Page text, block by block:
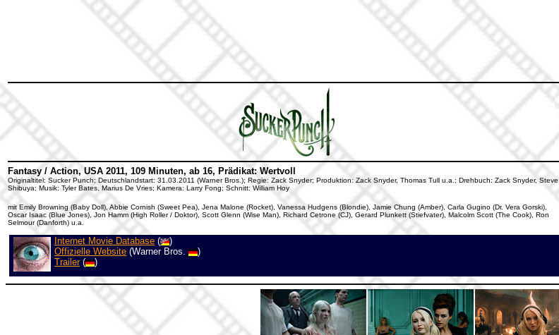
Fantasy / Action, USA 2011, 109 Minuten, ab 16, Prädikat: Wertvoll
Originaltitel: Sucker Punch; Deutschlandstart: 31.03.2011 (Warner Bros.); Regie: Zack Snyder; Produktion: Zack Snyder, Thomas Tull u.a.; Drehbuch: Zack Snyder, Steve
Shibuya; Musik: Tyler Bates, Marius De Vries; Kamera: Larry Fong; Schnitt: William Hoy
mit Emily Browning (Baby Doll), Abbie Cornish (Sweet Pea), Jena Malone (Rocket), Vanessa Hudgens (Blondie), Jamie Chung (Amber), Carla Gugino (Dr. Vera Gorski),
Oscar Isaac (Blue Jones), Jon Hamm (High Roller / Doktor), Scott Glenn (Wise Man), Richard Cetrone (CJ), Gerard Plunkett (Stiefvater), Malcolm Scott (The Cook), Ron
Selmour (Danforth) u.a.
Internet Movie Database (
)
Offizielle Website (Warner Bros.
)
Trailer( )